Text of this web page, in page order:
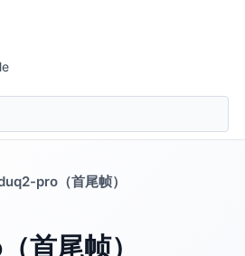
pro（首尾帧）
首尾帧）